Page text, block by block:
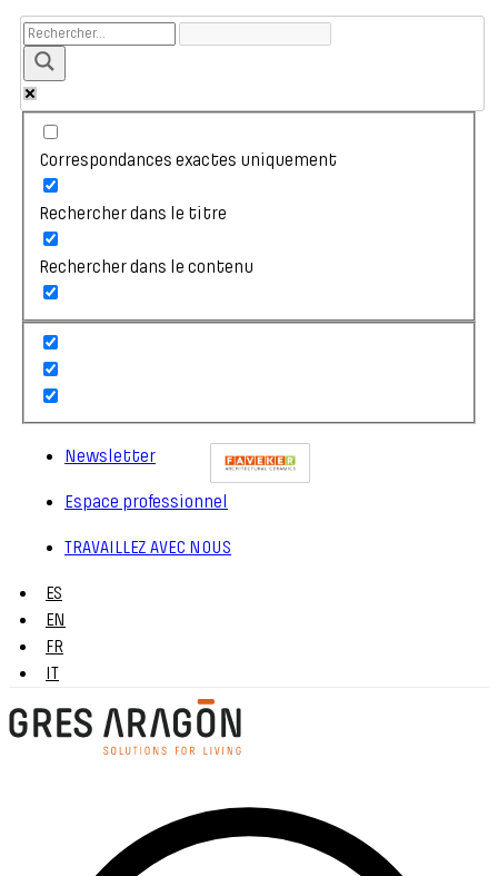
Correspondances exactes uniquement
Rechercher dans le titre
Rechercher dans le contenu
Newsletter
Espace professionnel
TRAVAILLEZ AVEC NOUS
ES
EN
FR
IT